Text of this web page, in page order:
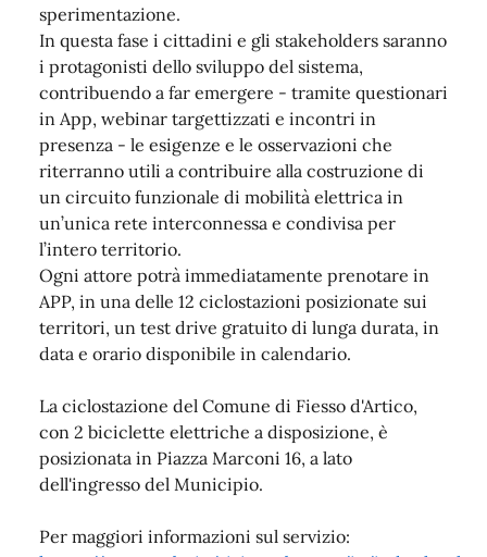
sperimentazione.
In questa fase i cittadini e gli stakeholders saranno
i protagonisti dello sviluppo del sistema,
contribuendo a far emergere - tramite questionari
in App, webinar targettizzati e incontri in
presenza - le esigenze e le osservazioni che
riterranno utili a contribuire alla costruzione di
un circuito funzionale di mobilità elettrica in
un’unica rete interconnessa e condivisa per
l’intero territorio.
Ogni attore potrà immediatamente prenotare in
APP, in una delle 12 ciclostazioni posizionate sui
territori, un test drive gratuito di lunga durata, in
data e orario disponibile in calendario.
La ciclostazione del Comune di Fiesso d'Artico,
con 2 biciclette elettriche a disposizione, è
posizionata in Piazza Marconi 16, a lato
dell'ingresso del Municipio.
Per maggiori informazioni sul servizio: